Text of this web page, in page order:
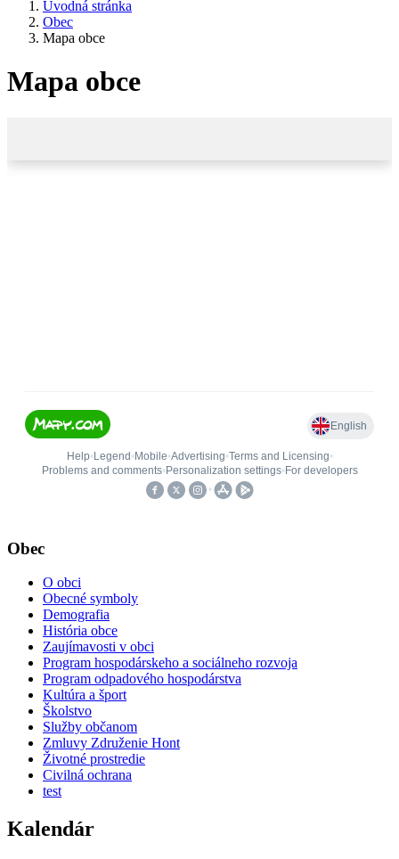
Úvodná stránka
Obec
Mapa obce
Mapa obce
Obec
O obci
Obecné symboly
Demografia
História obce
Zaujímavosti v obci
Program hospodárskeho a sociálneho rozvoja
Program odpadového hospodárstva
Kultúra a šport
Školstvo
Služby občanom
Zmluvy Združenie Hont
Životné prostredie
Civilná ochrana
test
Kalendár